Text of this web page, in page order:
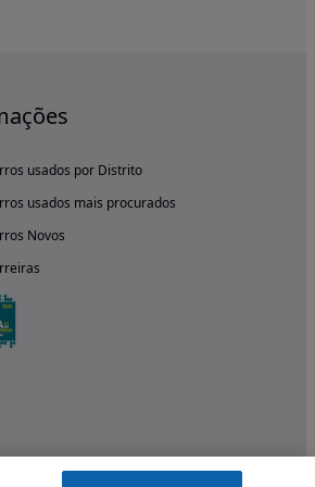
usados por Distrito
usados mais procurados
Novos